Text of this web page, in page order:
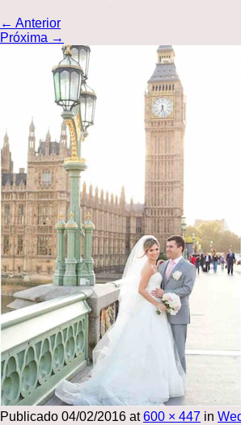
← Anterior
Próxima →
Publicado 04/02/2016 at600 × 447 in